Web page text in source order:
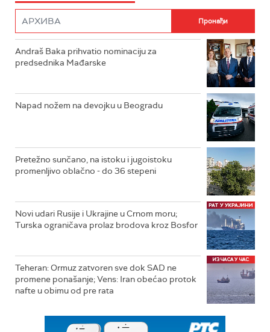
Andraš Baka prihvatio nominaciju za
predsednika Mađarske
Napad nožem na devojku u Beogradu
Pretežno sunčano, na istoku i jugoistoku
promenljivo oblačno - do 36 stepeni
Novi udari Rusije i Ukrajine u Crnom moru;
Turska ograničava prolaz brodova kroz Bosfor
Teheran: Ormuz zatvoren sve dok SAD ne
promene ponašanje; Vens: Iran obećao protok
nafte u obimu od pre rata